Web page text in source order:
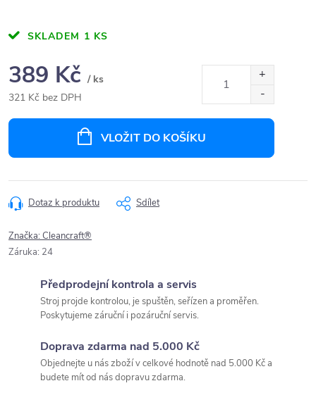
SKLADEM 1 KS
389 Kč / ks
321 Kč bez DPH
VLOŽIT DO KOŠÍKU
Dotaz k produktu Sdílet
Značka:Cleancraft®
Záruka: 24
Předprodejní kontrola a servis
Stroj projde kontrolou, je spuštěn, seřízen a proměřen.
Poskytujeme záruční i pozáruční servis.
Doprava zdarma nad 5.000 Kč
Objednejte u nás zboží v celkové hodnotě nad 5.000 Kč a
budete mít od nás dopravu zdarma.